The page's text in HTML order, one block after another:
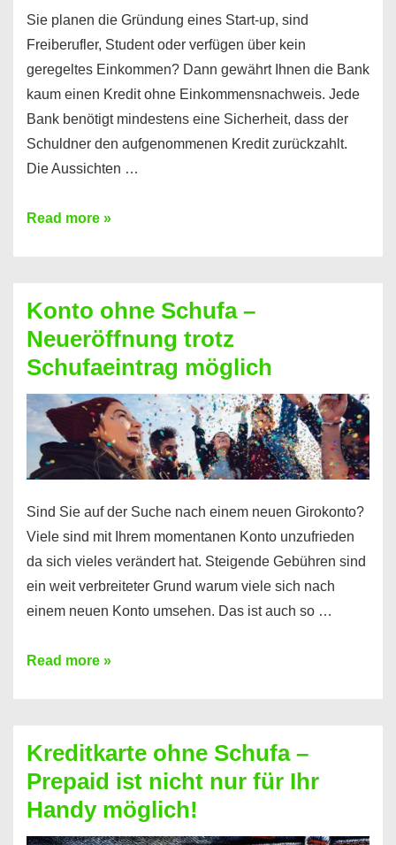
Sie planen die Gründung eines Start-up, sind
Freiberufler, Student oder verfügen über kein
geregeltes Einkommen? Dann gewährt Ihnen die Bank
kaum einen Kredit ohne Einkommensnachweis. Jede
Bank benötigt mindestens eine Sicherheit, dass der
Schuldner den aufgenommenen Kredit zurückzahlt.
Die Aussichten …
Mit
Sie
einen
Kredit
ohne
Einkommensnachweis
Read more »
Konto ohne Schufa –
Neueröffnung trotz
Schufaeintrag möglich
Sind Sie auf der Suche nach einem neuen Girokonto?
Viele sind mit Ihrem momentanen Konto unzufrieden
da sich vieles verändert hat. Steigende Gebühren sind
ein weit verbreiteter Grund warum viele sich nach
einem neuen Konto umsehen. Das ist auch so …
Konto
Neueröffnung
trotz
Schufaeintrag
möglich
Read more »
Kreditkarte ohne Schufa –
Prepaid ist nicht nur für Ihr
Handy möglich!